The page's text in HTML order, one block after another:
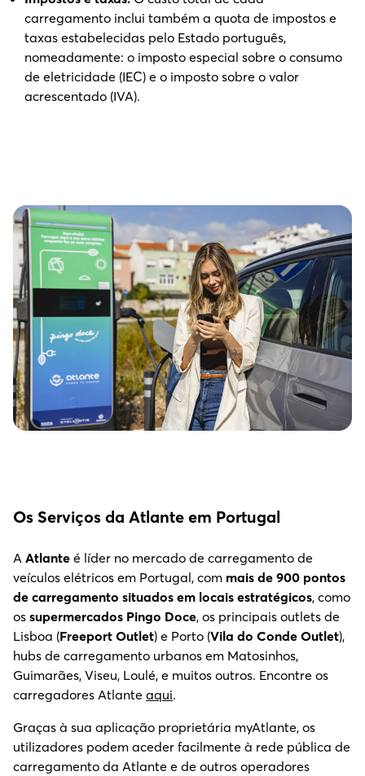
carregamento inclui também a quota de impostos e
taxas estabelecidas pelo Estado português,
nomeadamente: o imposto especial sobre o consumo
de eletricidade (IEC) e o imposto sobre o valor
acrescentado (IVA).
Os Serviços da Atlante em Portugal
A Atlante é líder no mercado de carregamento de
veículos elétricos em Portugal, com mais de 900 pontos
de carregamento situados em locais estratégicos, como
os supermercados Pingo Doce, os principais outlets de
Lisboa (Freeport Outlet) e Porto (Vila do Conde Outlet),
hubs de carregamento urbanos em Matosinhos,
Guimarães, Viseu, Loulé, e muitos outros. Encontre os
carregadores Atlante aqui.
Graças à sua aplicação proprietária myAtlante, os
utilizadores podem aceder facilmente à rede pública de
carregamento da Atlante e de outros operadores